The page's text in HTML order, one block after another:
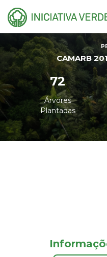
CAMARB
72
Árvores
Plantadas